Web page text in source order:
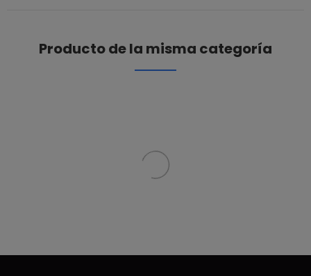
Producto de la misma categoría